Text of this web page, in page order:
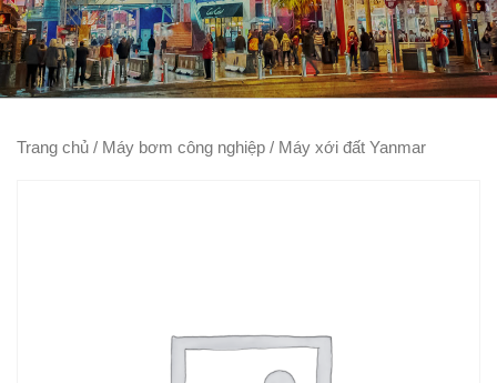
Trang chủ / Máy bơm công nghiệp / Máy xới đất Yanmar